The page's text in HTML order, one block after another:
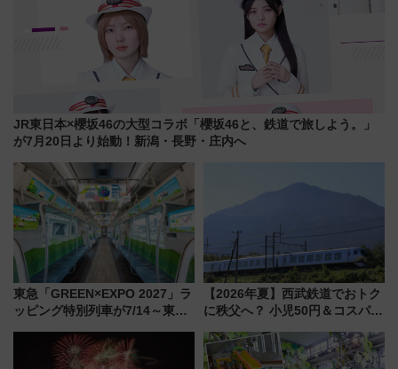
JR東日本×櫻坂46の大型コラボ「櫻坂46と、鉄道で旅しよう。」
が7月20日より始動！新潟・長野・庄内へ
東急「GREEN×EXPO 2027」ラ
ッピング特別列車が7/14～東
ー！ 注目の編成やデザインまと
【2026年夏】西武鉄道でおトク
に秩父へ？ 小児50円＆コスパ最
族旅行！ 深夜の正丸トンネル探
検や特急ラビューも